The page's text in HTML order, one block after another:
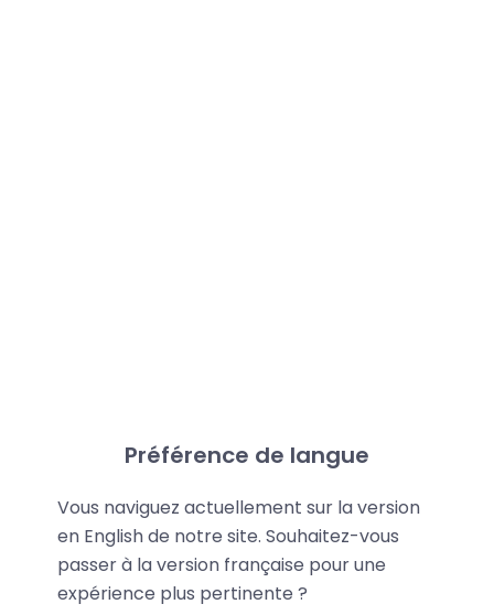
Préférence de langue
Vous naviguez actuellement sur la version
en English de notre site. Souhaitez-vous
passer à la version française pour une
expérience plus pertinente ?